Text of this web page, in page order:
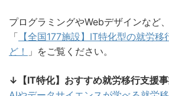
プログラミングやWebデザインなど
「 【全国177施設】IT特化型の就労
ど！
」をご覧ください。
↓【IT特化】おすすめ就労移行支援